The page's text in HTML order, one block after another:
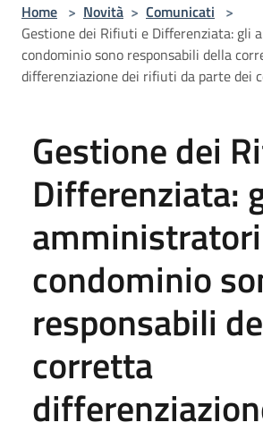
Home > Novità > Comunicati >
Gestione dei Rifiuti e Differenziata: gli
condominio sono responsabili della
differenziazione dei rifiuti da parte dei
Gestione dei
Differenziata:
condominio
responsabili
corretta